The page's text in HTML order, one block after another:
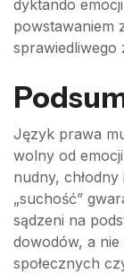
dyktando
powstawaniem
sprawiedliwego
Język prawa
wolny od
nudny, chłodny
„suchość”
sądzeni na
dowodów, a
społecznych